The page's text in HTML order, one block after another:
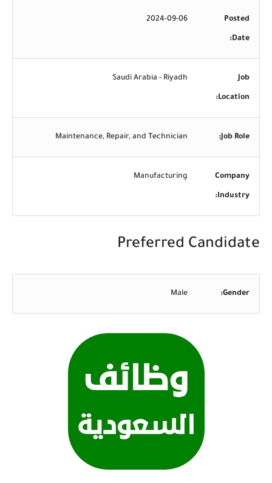
Posted
Date:
2024-09-06
Job
Location:
Saudi Arabia - Riyadh
Job Role:
Maintenance, Repair, and Technician
Company
Industry:
Manufacturing
Preferred Candidate
Gender:
Male